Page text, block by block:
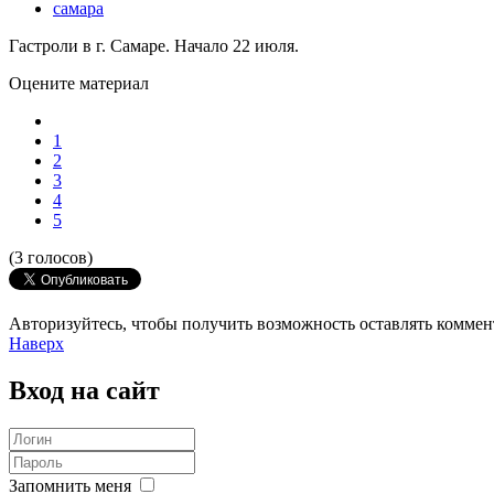
самара
Гастроли в г. Самаре. Начало 22 июля.
Оцените материал
1
2
3
4
5
(3 голосов)
Авторизуйтесь, чтобы получить возможность оставлять
Наверх
Вход на сайт
Запомнить меня